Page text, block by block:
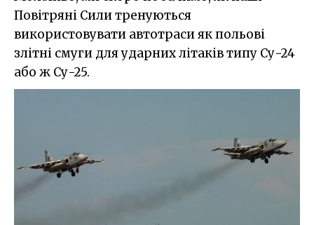
Повітряні Сили тренуються
використовувати автотраси як польові
злітні смуги для ударних літаків типу Су-24
або ж Су-25.